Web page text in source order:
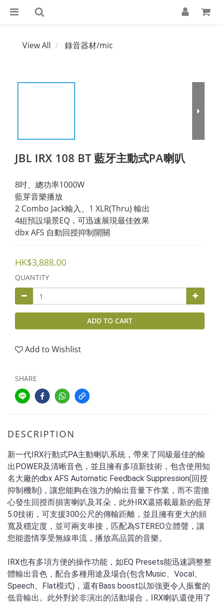
View All 錄音器材/mic
JBL IRX 108 BT 藍牙主動式PA喇叭
8吋、總功率1000W
藍芽音樂播放
2 Combo Jack輸入、1 XLR(Thru) 輸出
4組預設場景EQ，可迅速展現最佳效果
dbx AFS 自動回授抑制開關
HK$3,888.00
QUANTITY
ADD TO CART
Add to Wishlist
SHARE
DESCRIPTION
新一代IRX行動式PA主動喇叭系統，帶來了同級最佳的輸
出POWER及清晰音色，並且擁有多項新技術，包含使用知
名大廠的dbx AFS Automatic Feedback Suppression(回授
抑制機制)，讓您能夠在強力的輸出音量下作業，而不需擔
心發生回授而損害喇叭及耳朵，此外IRX還搭載最新的藍芽
5.0技術，可支援300公尺的傳輸距離，並且擁有更大的頻
寬及穩定度，並可兩支串接，匹配為STEREO立體聲，讓
您能盡情享受無線串流，播放高品質的音樂。
IRX也有多項方便的操作功能，如EQ Presets能迅速調整整
體輸出音色，配合多種用途及場合(包含Music、Vocal、
Speech、Flat模式)，還有Bass boost以加強更令人振奮的
低音輸出。此外對於非演出的活動場合，IRX喇叭還使用了